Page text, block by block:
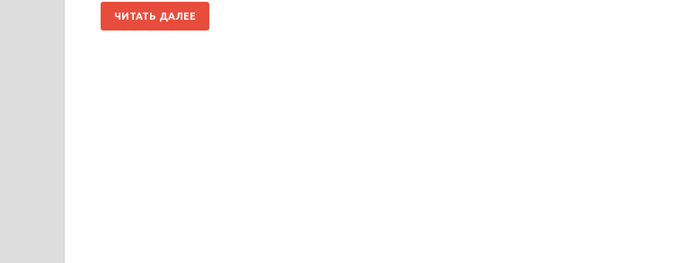
ЧИТАТЬ ДАЛЕЕ